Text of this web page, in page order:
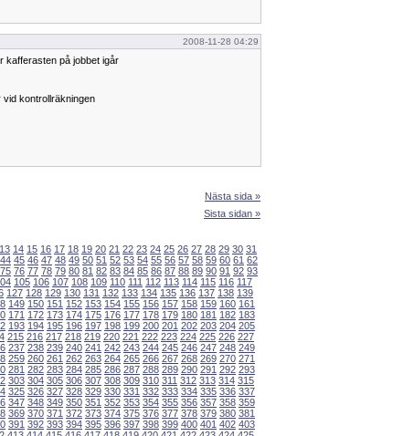
2008-11-28 04:29
kafferasten på jobbet igår
vid kontrollräkningen
Nästa sida »
Sista sidan »
13 14 15 16 17 18 19 20 21 22 23 24 25 26 27 28 29 30 31
44 45 46 47 48 49 50 51 52 53 54 55 56 57 58 59 60 61 62
75 76 77 78 79 80 81 82 83 84 85 86 87 88 89 90 91 92 93
105 106 107 108 109 110 111 112 113 114 115 116 117
127 128 129 130 131 132 133 134 135 136 137 138 139
149 150 151 152 153 154 155 156 157 158 159 160 161
171 172 173 174 175 176 177 178 179 180 181 182 183
193 194 195 196 197 198 199 200 201 202 203 204 205
215 216 217 218 219 220 221 222 223 224 225 226 227
237 238 239 240 241 242 243 244 245 246 247 248 249
259 260 261 262 263 264 265 266 267 268 269 270 271
281 282 283 284 285 286 287 288 289 290 291 292 293
303 304 305 306 307 308 309 310 311 312 313 314 315
325 326 327 328 329 330 331 332 333 334 335 336 337
347 348 349 350 351 352 353 354 355 356 357 358 359
369 370 371 372 373 374 375 376 377 378 379 380 381
391 392 393 394 395 396 397 398 399 400 401 402 403